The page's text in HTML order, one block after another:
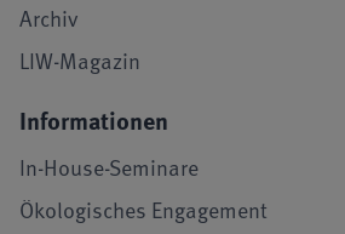
Archiv
LIW-Magazin
Informationen
In-House-Seminare
Ökologisches Engagement